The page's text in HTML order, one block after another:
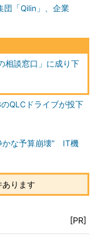
団「Qilin」、企業
相談窓口」に成り下
QLCドライブが投下
かな予算崩壊” IT機
ります
[PR]